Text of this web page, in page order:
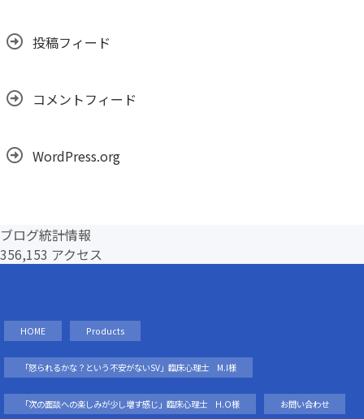
投稿フィード
コメントフィード
WordPress.org
ブログ統計情報
356,153 アクセス
HOME Products
「怒られるかな？という不安がないSV」臨床心理士 M.I様
「次の面談への楽しみが少し増す感じ」臨床心理士 H.O様 お問い合わせ